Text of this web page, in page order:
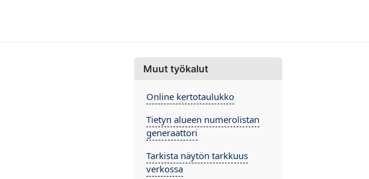
Muut työkalut
Online kertotaulukko
Tietyn alueen numerolistan
generaattori
Tarkista näytön tarkkuus
verkossa